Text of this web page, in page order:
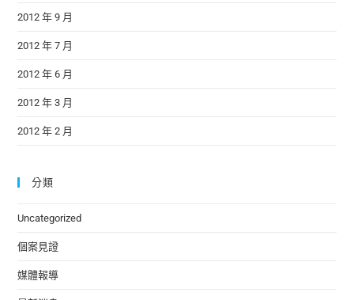
2012 年 9 月
2012 年 7 月
2012 年 6 月
2012 年 3 月
2012 年 2 月
分類
Uncategorized
個案見證
媒體報導